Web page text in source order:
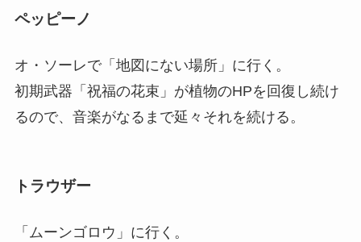
ペッピーノ
オ・ソーレで「地図にない場所」に行く。
初期武器「祝福の花束」が植物のHPを回復し続け
るので、音楽がなるまで延々それを続ける。
トラウザー
「ムーンゴロウ」に行く。